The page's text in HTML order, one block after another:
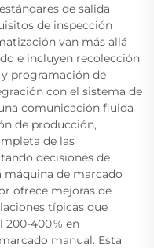
de salida
de inspección
van más allá
e incluyen recolección
programación de
con el sistema de
comunicación fluida
de producción,
de las
decisiones de
máquina de marcado
ofrece mejoras de
típicas que
400 % en
manual. Esta